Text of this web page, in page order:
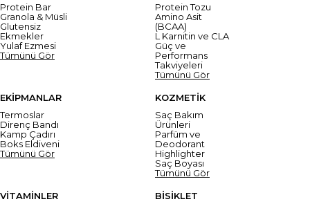
Protein Bar
Granola & Müsli
Glutensiz
Ekmekler
Yulaf Ezmesi
Tümünü Gör
Protein Tozu
Amino Asit
(BCAA)
L Karnitin ve CLA
Güç ve
Performans
Takviyeleri
Tümünü Gör
EKİPMANLAR
Termoslar
Direnç Bandı
Kamp Çadırı
Boks Eldiveni
Tümünü Gör
KOZMETİK
Saç Bakım
Ürünleri
Parfüm ve
Deodorant
Highlighter
Saç Boyası
Tümünü Gör
VİTAMİNLER
BİSİKLET